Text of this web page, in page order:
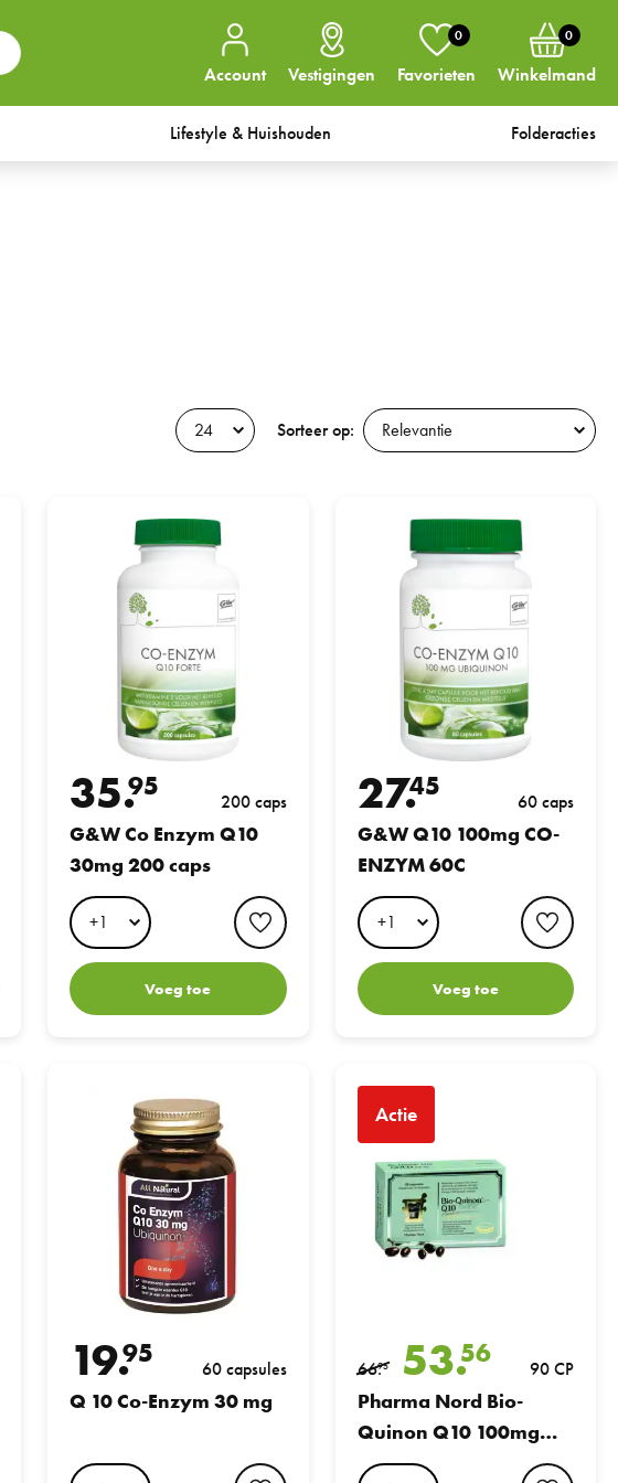
Account Vestigingen
0
Favorieten
0
Winkelmand
Lifestyle & Huishouden Folderacties
Sorteer op:
favorite button
35.
95 200 caps
G&W Co Enzym Q10
30mg 200 caps
favorite button
Voeg toe
27.
45 60 caps
G&W Q10 100mg CO-
ENZYM 60C
Voeg toe
favorite button
19.
95 60 capsules
Q 10 Co-Enzym 30 mg
favorite button
Actie
66.
95 53.56 90 CP
Pharma Nord Bio-
Quinon Q10 100mg
Gold